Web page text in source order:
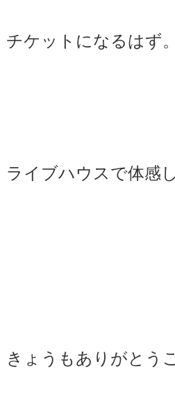
チケットになるはず。
ライブハウスで体感
きょうもありがとう